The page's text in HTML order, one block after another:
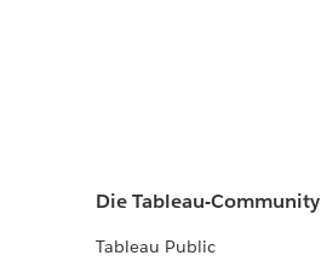
Die Tableau-Community
Tableau Public